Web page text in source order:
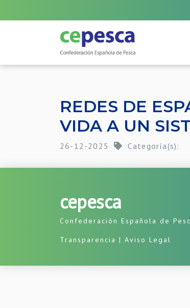
REDES DE
VIDA A UN
26-12-2025 Categoría(s):
cepesca
Confederación Española de
Transparencia | Aviso Legal